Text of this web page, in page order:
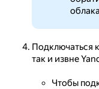
Подключаться
так и извне
Чтобы